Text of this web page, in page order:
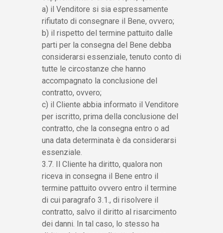
a) il Venditore si sia espressamente
rifiutato di consegnare il Bene, ovvero;
b) il rispetto del termine pattuito dalle
parti per la consegna del Bene debba
considerarsi essenziale, tenuto conto di
tutte le circostanze che hanno
accompagnato la conclusione del
contratto, ovvero;
c) il Cliente abbia informato il Venditore
per iscritto, prima della conclusione del
contratto, che la consegna entro o ad
una data determinata è da considerarsi
essenziale.
3.7. Il Cliente ha diritto, qualora non
riceva in consegna il Bene entro il
termine pattuito ovvero entro il termine
di cui paragrafo 3.1., di risolvere il
contratto, salvo il diritto al risarcimento
dei danni. In tal caso, lo stesso ha